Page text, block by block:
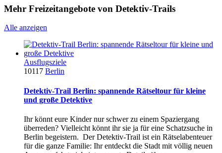
Mehr Freizeitangebote von Detektiv-Trails
Alle anzeigen
Ausflugsziele
10117 Berlin
Detektiv-Trail Berlin: spannende Rätseltour für kleine
und große Detektive
Ihr könnt eure Kinder nur schwer zu einem Spaziergang
überreden? Vielleicht könnt ihr sie ja für eine Schatzsuche in
Berlin begeistern. Der Detektiv-Trail ist ein Rätselabenteuer
für die ganze Familie: Ihr entdeckt die Stadt mit völlig neuen